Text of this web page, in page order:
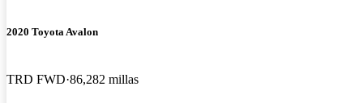
2020 Toyota Avalon
TRD FWD 86,282 millas